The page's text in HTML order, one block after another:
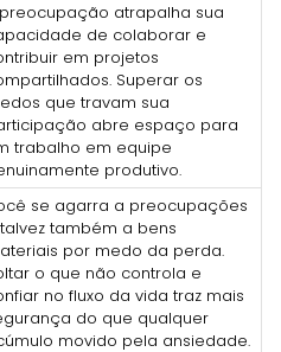
atrapalha sua
de colaborar e
em projetos
Superar os
que travam sua
abre espaço para
trabalho em equipe
produtivo.
se agarra a preocupações
também a bens
por medo da perda.
o que não controla e
no fluxo da vida traz mais
do que qualquer
movido pela ansiedade.